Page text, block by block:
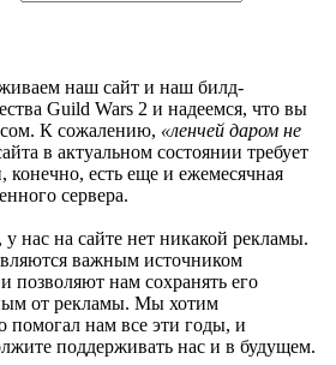
наш сайт и наш билд-
Guild Wars 2 и надеемся, что вы
К сожалению, «ленчей даром не
в актуальном состоянии требует
есть еще и ежемесячная
сервера.
нас на сайте нет никакой рекламы.
важным источником
позволяют нам сохранять его
от рекламы. Мы хотим
помогал нам все эти годы, и
поддерживать нас и в будущем.